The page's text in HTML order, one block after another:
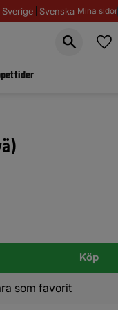
Sverige Svenska Mina sidor
Köp
Lägg till i favoriter